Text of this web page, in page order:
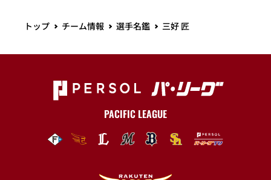
トップ チーム情報 選手名鑑 三好 匠
PACIFIC LEAGUE